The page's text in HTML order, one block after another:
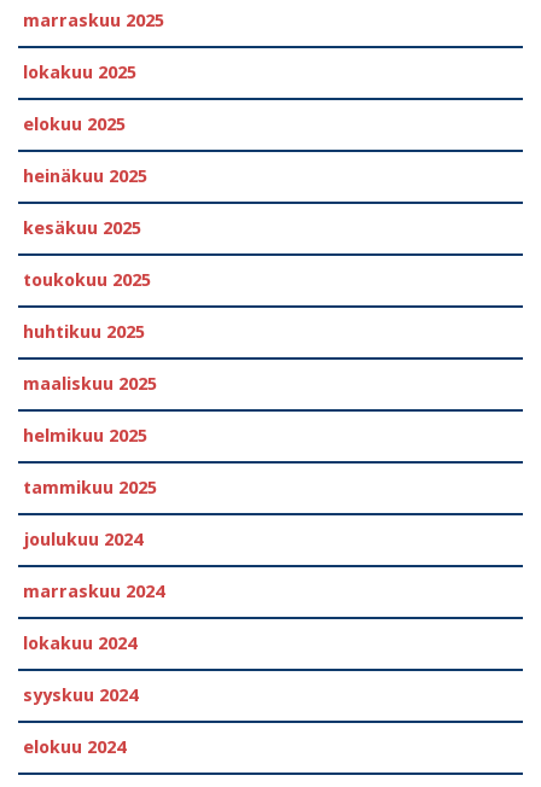
marraskuu 2025
lokakuu 2025
elokuu 2025
heinäkuu 2025
kesäkuu 2025
toukokuu 2025
huhtikuu 2025
maaliskuu 2025
helmikuu 2025
tammikuu 2025
joulukuu 2024
marraskuu 2024
lokakuu 2024
syyskuu 2024
elokuu 2024